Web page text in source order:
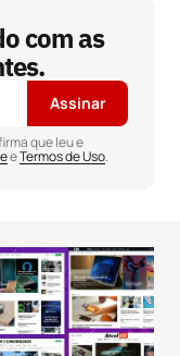
publicado.
com
com as
Assinar
que leu e
eTermos de Uso.